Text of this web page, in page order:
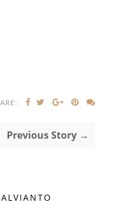
Previous Story →